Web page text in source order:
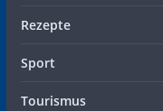
Rezepte
Sport
Tourismus